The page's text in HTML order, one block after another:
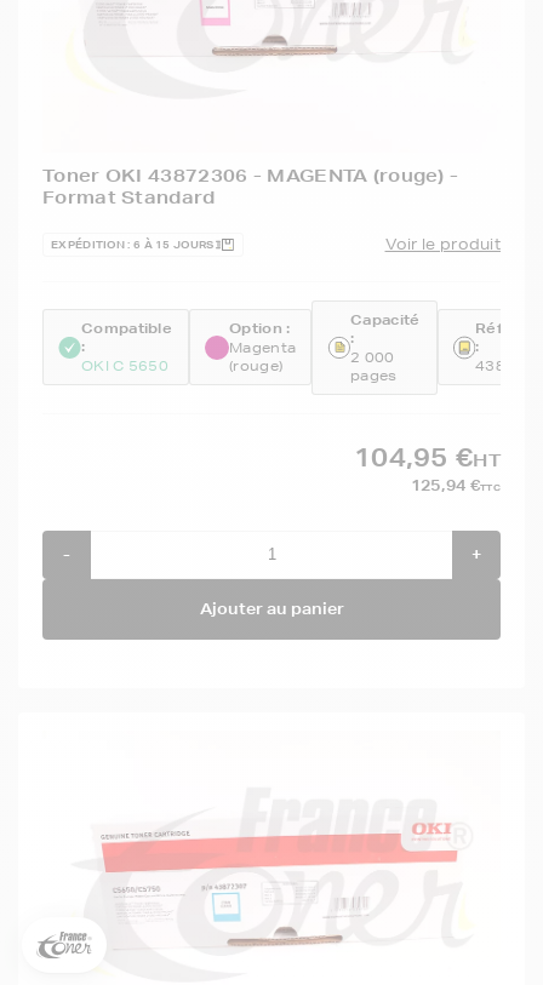
Toner OKI 43872306 - MAGENTA (rouge) -
Format Standard
EXPÉDITION : 6 À 15 JOURS Voir le produit
Compatible
:
OKI C 5650
Option :
Magenta
(rouge)
Capacité
:
2 000
pages
:
104,95 €HT
125,94 €TTC
- +
Ajouter au panier
5€
Inscrivez-vous à notre newsletter, suivez notre actualité et
bénéficiez immédiatement d’une remise de 5€
commande * !